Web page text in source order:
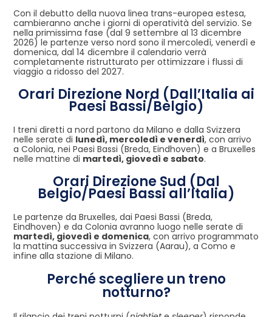
Con il debutto della nuova linea trans-europea estesa,
cambieranno anche i giorni di operatività del servizio. Se
nella primissima fase (dal 9 settembre al 13 dicembre
2026) le partenze verso nord sono il mercoledì, venerdì e
domenica, dal 14 dicembre il calendario verrà
completamente ristrutturato per ottimizzare i flussi di
viaggio a ridosso del 2027.
Orari Direzione Nord (Dall’Italia ai
Paesi Bassi/Belgio)
I treni diretti a nord partono da Milano e dalla Svizzera
nelle serate di lunedì, mercoledì e venerdì, con arrivo
a Colonia, nei Paesi Bassi (Breda, Eindhoven) e a Bruxelles
nelle mattine di martedì, giovedì e sabato.
Orari Direzione Sud (Dal
Belgio/Paesi Bassi all’Italia)
Le partenze da Bruxelles, dai Paesi Bassi (Breda,
Eindhoven) e da Colonia avranno luogo nelle serate di
martedì, giovedì e domenica, con arrivo programmato
la mattina successiva in Svizzera (Aarau), a Como e
infine alla stazione di Milano.
Perché scegliere un treno
notturno?